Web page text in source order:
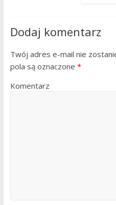
Dodaj komentarz
Twój adres e-mail nie
pola są oznaczone *
Komentarz